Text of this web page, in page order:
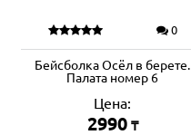
0
Бейсболка Осёл в берете.
Палата номер 6
Цена:
2990 ₸